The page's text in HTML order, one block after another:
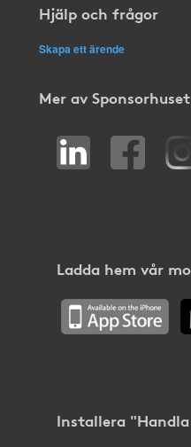
Hjälp och frågor
Skapa ett ärende
Mer av Sponsorhuset
Ladda hem vår
Installera